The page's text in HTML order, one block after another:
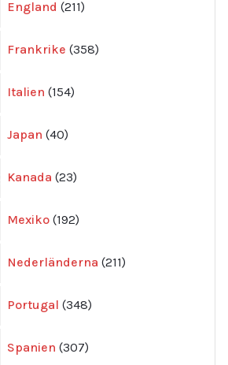
England 211
produkter
Frankrike 358
produkter
Italien 154
produkter
Japan 40
produkter
Kanada 23
produkter
Mexiko 192
produkter
Nederländerna 211
produkter
Portugal 348
produkter
Spanien 307
produkter